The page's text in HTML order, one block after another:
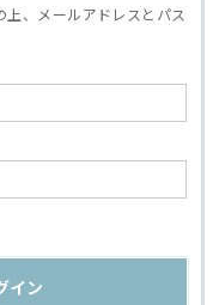
、
メールアドレスとパス